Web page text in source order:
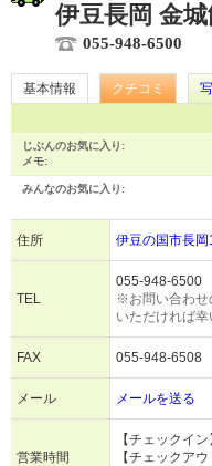
伊豆長岡 金
055-948-6500
基本情報 クチコミ
じぶんのお気に入り:
メモ:
みんなのお気に入り:
住所 伊豆の国市長
TEL
055-948-6500
※お問い合わせ
いただければ幸
FAX 055-948-6508
メール メールを送る
営業時間
【チェックイ
【チェックア